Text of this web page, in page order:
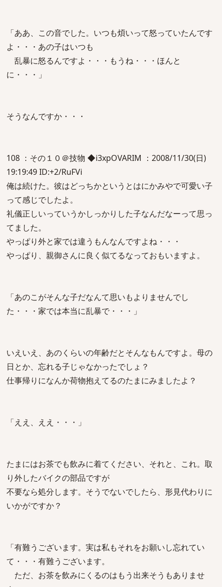
「ああ、この音でした。いつも煩いって怒っていたんです
よ・・・あの子はいつも
乱暴に怒るんですよ・・・もうね・・・ほんと
に・・・」
そうなんですか・・・
108 ：その１０＠技物 ◆i3xpOVARIM ：2008/11/30(日)
19:19:49 ID:+2/RuFVi
俺は続けた。彼はどっちかというとはにかみやで可愛い子
って感じでしたよ。
礼儀正しいっていうかしっかりした子なんだなーって思っ
てました。
やっぱり外と家では違うもんなんですよね・・・
やっぱり、親御さんに良く似てるなっておもいますよ。
「あのこがそんな子だなんて思いもよりませんでし
た・・・家では本当に乱暴で・・・」
いえいえ、あのくらいの年齢だとそんなもんですよ。母の
日とか、忘れる子じゃなかったでしょ？
仕事帰りになんか荷物抱えてるのたまにみましたよ？
「ええ、ええ・・・」
たまにはお茶でも飲みに着てください、それと、これ。取
り外したバイクの部品ですが
不要なら処分します。そうでないでしたら、形見代わりに
いかがですか？
「有難うございます。実は私もそれをお願いし忘れてい
て・・・有難うございます。
ただ、お茶を飲みにくるのはもう出来そうもありませ